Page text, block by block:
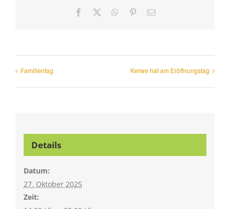
Facebook WhatsApp
Pinterest
E-
Familientag Kerwe hat am Eröffnungstag
Details
Datum:
27. Oktober 2025
Zeit: